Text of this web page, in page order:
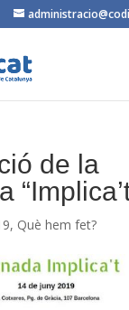
de la
, Què hem fet?